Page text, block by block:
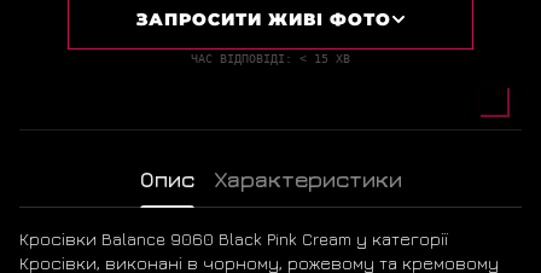
ЗАПРОСИТИ ЖИВІ ФОТО
ЧАС ВІДПОВІДІ: < 15 ХВ
Опис Характеристики
Кросівки Balance 9060 Black Pink Cream у категорії
Кросівки, виконані в чорному, рожевому та кремовому